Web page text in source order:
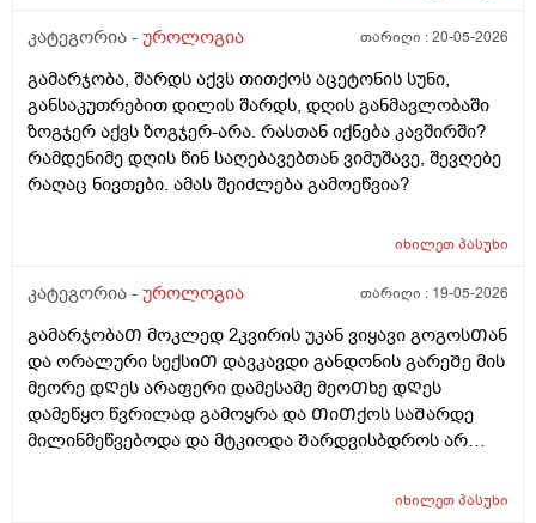
კატეგორია - უროლოგია თარიღი :20-05-2026
გამარჯობა, შარდს აქვს თითქოს აცეტონის სუნი,
განსაკუთრებით დილის შარდს, დღის განმავლობაში
ზოგჯერ აქვს ზოგჯერ-არა. რასთან იქნება კავშირში?
რამდენიმე დღის წინ საღებავებთან ვიმუშავე, შევღებე
რაღაც ნივთები. ამას შეიძლება გამოეწვია?
იხილეთპასუხი
კატეგორია - უროლოგია თარიღი : 19-05-2026
გამარჯობაᲗ მოკლედ 2კვირის უკან ვიყავი გოგოსᲗან
და ორალური სექსიᲗ დავკავდი განდონის გარეᲨე მის
მეორე დᲦეს არაფერი დამესამე მეოᲗხე დᲦეს
დამეწყო წვრილად გამოყრა და ᲗიᲗქოს საᲨარდე
მილინმეწვებოდა და მტკიოდა Შარდვისბდროს არ
კონკრეტული ადგილი მტკიოდა. მერე ვისხავდი
იხილეთპასუხი